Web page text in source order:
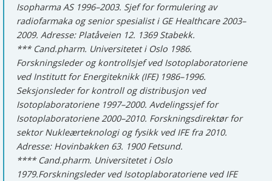
Isopharma AS 1996–2003. Sjef for formulering av
radiofarmaka og senior spesialist i GE Healthcare 2003–
2009. Adresse: Platåveien 12. 1369 Stabekk.
*** Cand.pharm. Universitetet i Oslo 1986.
Forskningsleder og kontrollsjef ved Isotoplaboratoriene
ved Institutt for Energiteknikk (IFE) 1986–1996.
Seksjonsleder for kontroll og distribusjon ved
Isotoplaboratoriene 1997–2000. Avdelingssjef for
Isotoplaboratoriene 2000–2010. Forskningsdirektør for
sektor Nukleærteknologi og fysikk ved IFE fra 2010.
Adresse: Hovinbakken 63. 1900 Fetsund.
**** Cand.pharm. Universitetet i Oslo
1979.Forskningsleder ved Isotoplaboratoriene ved IFE